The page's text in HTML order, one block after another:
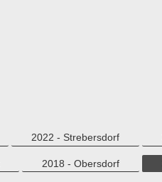
2022 - Strebersdorf
2018 - Obersdorf